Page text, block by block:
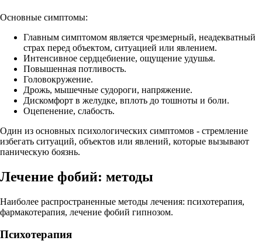
Основные симптомы:
Главным симптомом является чрезмерный, неадекватный
страх перед объектом, ситуацией или явлением.
Интенсивное сердцебиение, ощущение удушья.
Повышенная потливость.
Головокружение.
Дрожь, мышечные судороги, напряжение.
Дискомфорт в желудке, вплоть до тошноты и боли.
Оцепенение, слабость.
Один из основных психологических симптомов - стремление
избегать ситуаций, объектов или явлений, которые вызывают
паническую боязнь.
Лечение фобий: методы
Наиболее распространенные методы лечения: психотерапия,
фармакотерапия, лечение фобий гипнозом.
Психотерапия